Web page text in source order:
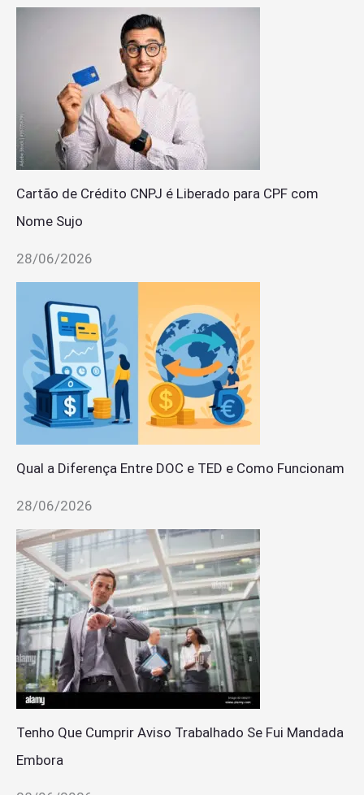
Cartão de Crédito CNPJ é Liberado para CPF com
Nome Sujo
28/06/2026
Qual a Diferença Entre DOC e TED e Como Funcionam
28/06/2026
Tenho Que Cumprir Aviso Trabalhado Se Fui Mandada
Embora